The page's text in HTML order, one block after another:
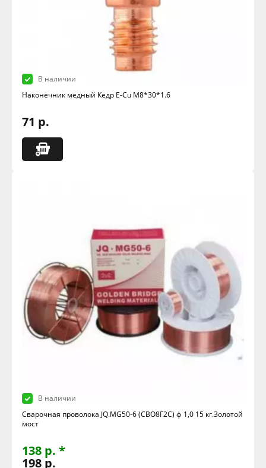
В наличии
Наконечник медный Кедр E-Cu M8*30*1.6
71 р.
В наличии
Сварочная проволока JQ.MG50-6 (СВО8Г2С) ф 1,0 15 кг.Золотой
мост
138 р. *
198 р.